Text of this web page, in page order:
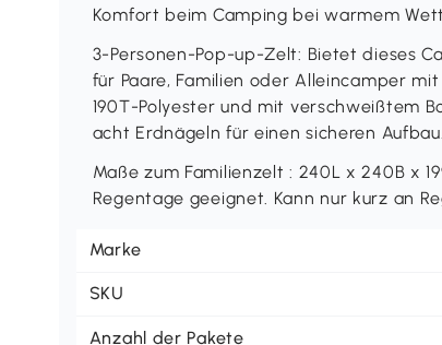
Komfort beim Camping bei warmem
3-Personen-Pop-up-Zelt: Bietet dieses
für Paare, Familien oder Alleincamper
190T-Polyester und mit verschweißtem
acht Erdnägeln für einen sicheren Aufbau.
Maße zum Familienzelt : 240L x 240B x
Regentage geeignet. Kann nur kurz an
Marke
SKU
Anzahl der Pakete